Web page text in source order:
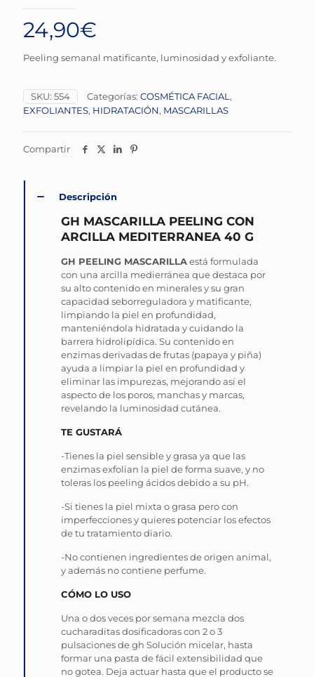
24,90€
Peeling semanal matificante, luminosidad y exfoliante.
SKU: 554 Categorías: COSMÉTICA FACIAL ,
EXFOLIANTES, HIDRATACIÓN, MASCARILLAS
Compartir
Descripción
GH MASCARILLA PEELING CON
ARCILLA MEDITERRANEA 40 G
GH PEELING MASCARILLAestá formulada
con una arcilla medierránea que destaca por
su alto contenido en minerales y su gran
capacidad seborreguladora y matificante,
limpiando la piel en profundidad,
manteniéndola hidratada y cuidando la
barrera hidrolipídica. Su contenido en
enzimas derivadas de frutas (papaya y piña)
ayuda a limpiar la piel en profundidad y
eliminar las impurezas, mejorando así el
aspecto de los poros, manchas y marcas,
revelando la luminosidad cutánea.
TE GUSTARÁ
-Tienes la piel sensible y grasa ya que las
enzimas exfolian la piel de forma suave, y no
toleras los peeling ácidos debido a su pH.
-Si tienes la piel mixta o grasa pero con
imperfecciones y quieres potenciar los efectos
de tu tratamiento diario.
-No contienen ingredientes de origen animal,
y además no contiene perfume.
CÓMO LO USO
Una o dos veces por semana mezcla dos
cucharaditas dosificadoras con 2 o 3
pulsaciones de gh Solución micelar, hasta
formar una pasta de fácil extensibilidad que
no gotea. Deja actuar hasta que el producto se